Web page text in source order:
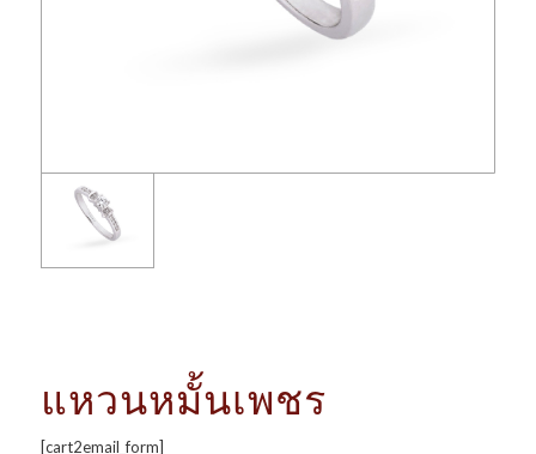
แหวนหมั้นเพชร
[cart2email_form]